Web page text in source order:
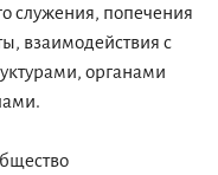
служения, попечения
взаимодействия с
органами